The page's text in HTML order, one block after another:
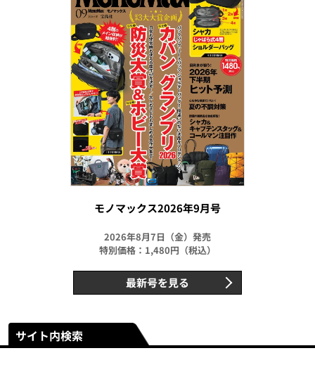
モノマックス2026年9月号
2026年8月7日（金）発売
特別価格：1,480円（税込）
最新号を見る
サイト内検索